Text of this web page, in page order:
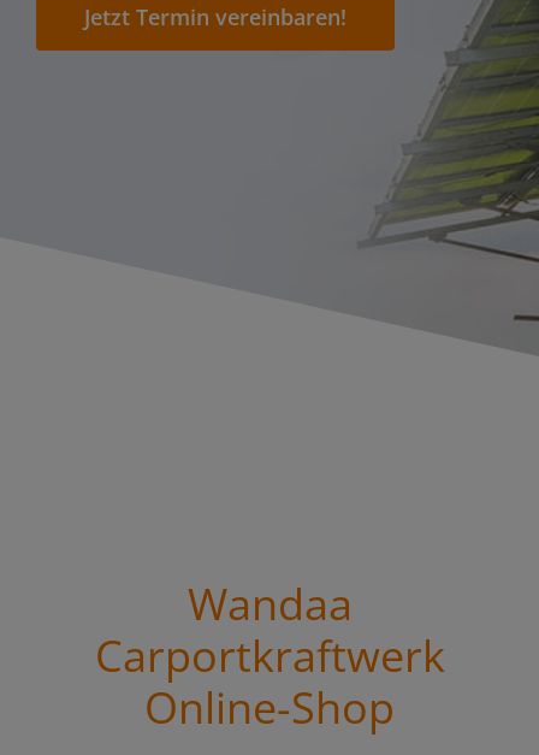
Jetzt Termin vereinbaren!
Wandaa
Carportkraftwerk
Online-Shop